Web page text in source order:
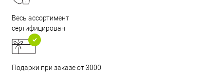
Весь ассортимент
сертифицирован
Подарки при заказе от 3000